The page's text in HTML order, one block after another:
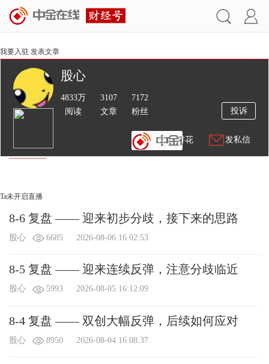
文章 直播
我要入驻 发表文章
股心
投诉
4833万
阅读
送鲜花
3107
文章
发私信
7172
粉丝
Ta未开启直播
8-6 复盘 —— 迎来初步分歧，接下来的思路
股心 6685 2026-08-06 16:02:53
8-5 复盘 —— 迎来连续反弹，注意分歧临近
股心 5993 2026-08-05 16:12:09
8-4 复盘 —— 双创大幅反弹，后续如何应对
股心 8950 2026-08-04 16:08:37